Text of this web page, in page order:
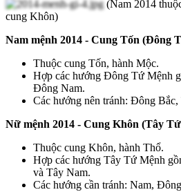
(Nam 2014
cung Khôn)
Nam mệnh 2014 - Cung Tốn (Đông
Thuộc cung Tốn, hành Mộc.
Hợp các hướng Đông Tứ Mệnh
Đông Nam.
Các hướng nên tránh: Đông
Nữ mệnh 2014 - Cung Khôn (Tây
Thuộc cung Khôn, hành Thổ.
Hợp các hướng Tây Tứ Mệnh
và Tây Nam.
Các hướng cần tránh: Nam,